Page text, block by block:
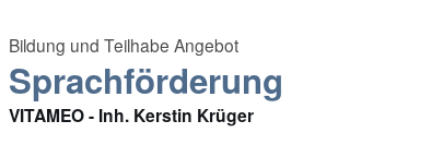
Sprachförderung
VITAMEO - Inh. Kerstin Krüger